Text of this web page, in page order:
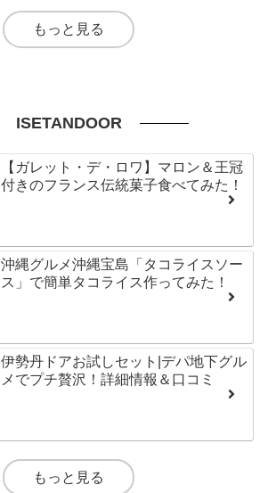
もっと見る
ISETANDOOR
【ガレット・デ・ロワ】マロン＆王冠
付きのフランス伝統菓子食べてみた！
沖縄グルメ沖縄宝島「タコライスソー
ス」で簡単タコライス作ってみた！
伊勢丹ドアお試しセット|デパ地下グル
メでプチ贅沢！詳細情報＆口コミ
もっと見る